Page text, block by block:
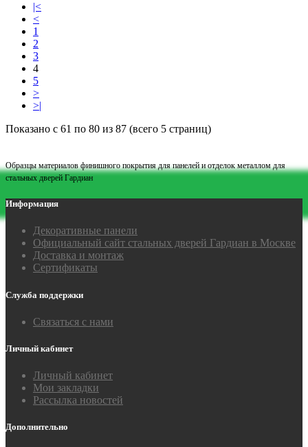
|<
<
1
2
3
4
5
>
>|
Показано с 61 по 80 из 87 (всего 5 страниц)
Образцы материалов финишного покрытия для панелей и отделок металлом для
стальных дверей Гардиан
Информация
Декоративные панели
Официальный сайт стальных дверей Гардиан в Москве
Доставка и монтаж
Сертификаты
Служба поддержки
Связаться с нами
Личный кабинет
Личный кабинет
Мои закладки
Рассылка новостей
Дополнительно